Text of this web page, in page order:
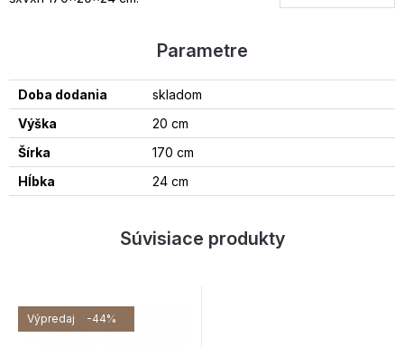
Parametre
Doba dodania
skladom
Výška
20 cm
Šírka
170 cm
Hĺbka
24 cm
Súvisiace produkty
Výpredaj -44%